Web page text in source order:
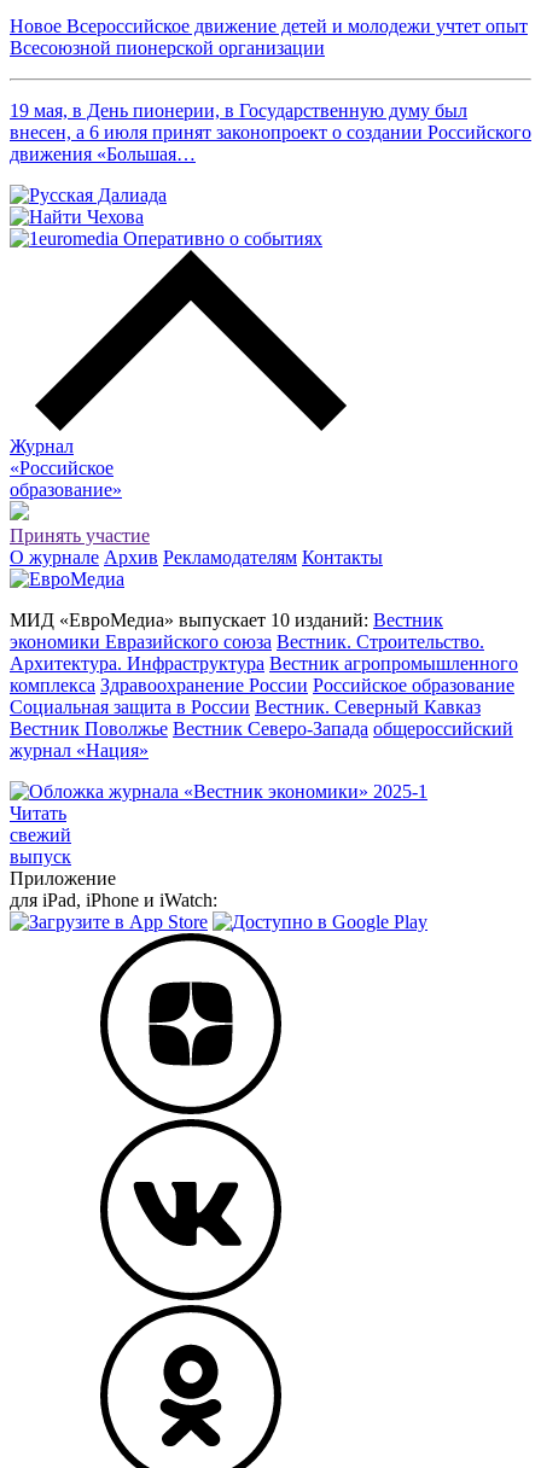
Новое Всероссийское движение детей и молодежи учтет опыт
Всесоюзной пионерской организации
19 мая, в День пионерии, в Государственную думу был
внесен, а 6 июля принят законопроект о создании Российского
движения «Большая…
Журнал
«Российское
образование»
Принять участие
О журнале Архив Рекламодателям Контакты
МИД «ЕвроМедиа» выпускает 10 изданий: Вестник
экономики Евразийского союза Вестник. Строительство.
Архитектура. Инфраструктура Вестник агропромышленного
комплекса Здравоохранение России Российское образование
Социальная защита в России Вестник. Северный Кавказ
Вестник Поволжье Вестник Северо-Запада общероссийский
журнал «Нация»
Читать
свежий
выпуск
Приложение
для iPad, iPhone и iWatch: